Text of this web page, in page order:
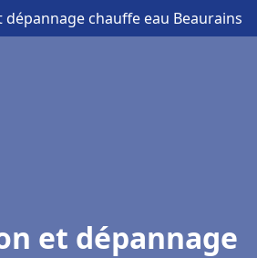
chauffe eau Beaurains
et dépannage